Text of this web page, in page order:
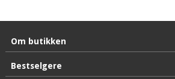
Om butikken
Bestselgere